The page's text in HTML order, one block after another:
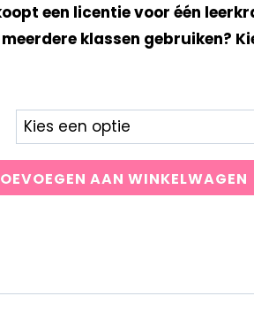
een licentie voor één
klassen gebruiken?
AAN WINKELWAGEN